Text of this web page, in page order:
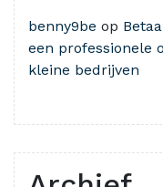
benny9be op
een professionele
kleine bedrijven